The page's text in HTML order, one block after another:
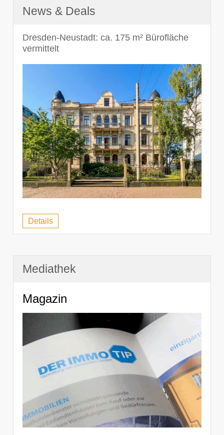
News & Deals
Dresden-Neustadt: ca. 175 m² Bürofläche
vermittelt
Details
Mediathek
Magazin